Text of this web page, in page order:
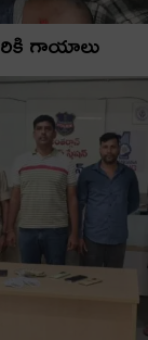
గాయాలు